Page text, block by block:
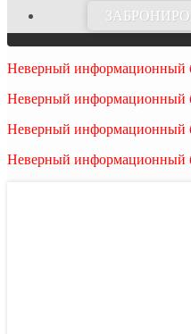
Неверный информационный
Неверный информационный
Неверный информационный
Неверный информационный